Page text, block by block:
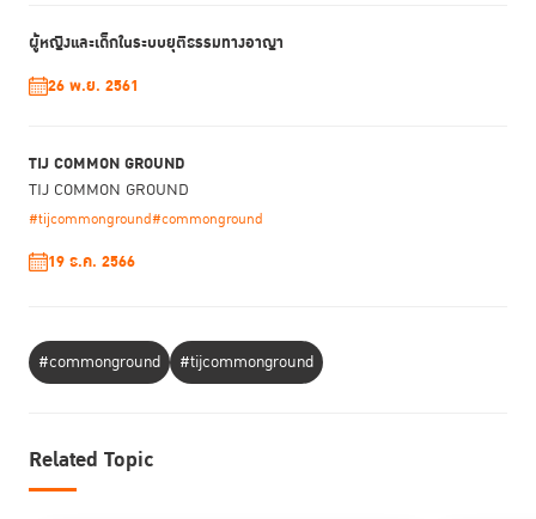
กระบวนการยุติธรรมคืออะไรบ้าง ทั้งนี้ สามารถอ่านสรุปสาระ
สำคัญของกิจกรรมและเข้าฟังย้อนหลังได้ที่
สามารถติดตามข่าวคราวของ TIJ Common Ground ได้ที่ IG
ผู้หญิงและเด็กในระบบยุติธรรมทางอาญา
26 พ.ย. 2561
TIJ COMMON GROUND
TIJ COMMON GROUND
#tijcommonground#commonground
19 ธ.ค. 2566
#commonground #tijcommonground
Related Topic